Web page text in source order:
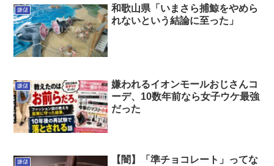
嫌儲
和歌山県「いまさら捕鯨をやめら
れないという結論に至った」
嫌儲
嫌われるイオンモールおじさんコ
ーデ、10数年前なら女子ウケ最強
だった
嫌儲
【闇】「準チョコレート」ってな